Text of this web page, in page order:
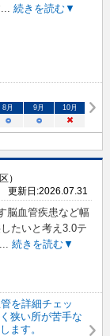
... 続きを読む▼
8月 9月 10月
○ ○ ×
）
更新日:2026.07.31
脳血管疾患など幅
たいと考え3.0テ
続きを読む▼
を詳細チェッ
狭い所が苦手な
ます。